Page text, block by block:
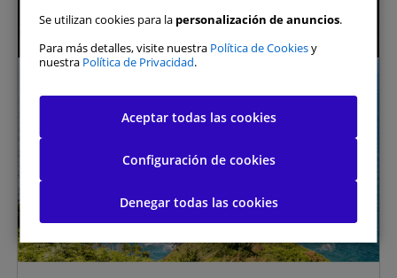
Se utilizan cookies para la personalización de anuncios.
Para más detalles, visite nuestra Política de Cookiesy
nuestra Política de Privacidad.
Configuración de cookies
Denegar todas las cookies
Aceptar todas las cookies
Permitirlas todas
Gestionar las preferencias de consentimiento
Cookies estrictamente necesarias Activas siempre